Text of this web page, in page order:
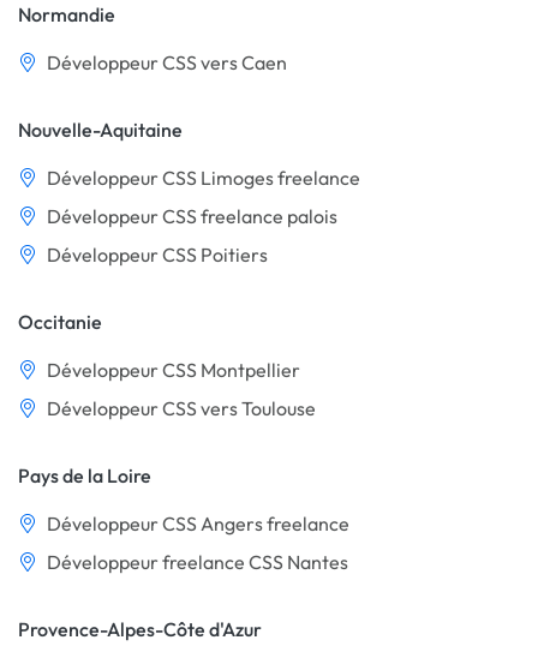
Normandie
Développeur CSS vers Caen
Nouvelle-Aquitaine
Développeur CSS Limoges freelance
Développeur CSS freelance palois
Développeur CSS Poitiers
Occitanie
Développeur CSS Montpellier
Développeur CSS vers Toulouse
Pays de la Loire
Développeur CSS Angers freelance
Développeur freelance CSS Nantes
Provence-Alpes-Côte d'Azur